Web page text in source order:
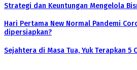
Strategi dan Keuntungan Mengelola
Hari Pertama New Normal Pandemi
dipersiapkan?
Sejahtera di Masa Tua, Yuk Terapkan 5